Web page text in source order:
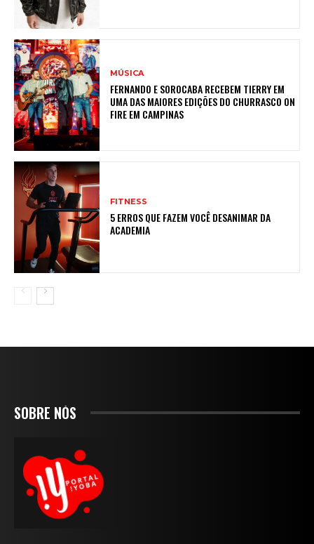
MÚSICA
FERNANDO E SOROCABA RECEBEM TIERRY EM
UMA DAS MAIORES EDIÇÕES DO CHURRASCO ON
FIRE EM CAMPINAS
FITNESS
5 ERROS QUE FAZEM VOCÊ DESANIMAR DA
ACADEMIA
SOBRE NÓS